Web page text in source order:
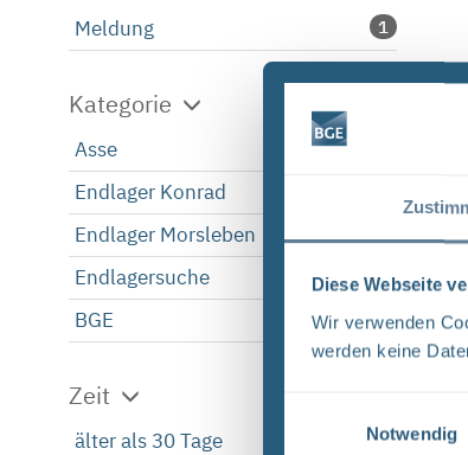
Diese Webseite
Wir verwenden
werden keine
Notwendig
Meldung 1
Kategorie
Asse
Endlager Konrad
Endlager Morsleben
Endlagersuche 1
BGE 1
Zeit
älter als 30 Tage 1